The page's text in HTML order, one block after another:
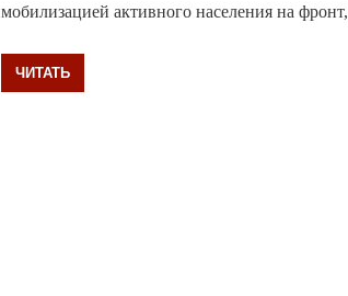
мобилизацией активного населения на фронт,
ЧИТАТЬ